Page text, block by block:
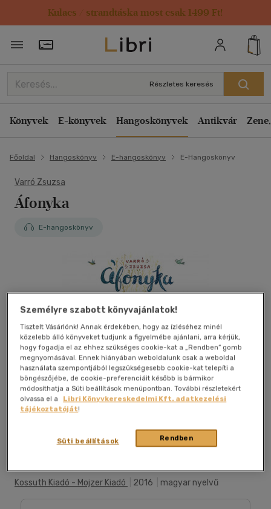
Kulacs / strandtáska most csak 1499 Ft!
Törzsvásárlói Kártya adatai
Részletes keresés
Könyvek E-könyvek Hangoskönyvek Antikvár
Főoldal Hangoskönyv E-hangoskönyv E-Hangoskönyv
Varró Zsuzsa
Áfonyka
E-hangoskönyv
Belehallgatok Kívánságlistához adom
Kossuth Kiadó - Mojzer Kiadó 2016 magyar nyelvű
Személyre szabott könyvajánlatok!
Tisztelt Vásárlónk! Annak érdekében, hogy az ízléséhez minél
közelebb álló könyveket tudjunk a figyelmébe ajánlani, arra kérjük,
hogy fogadja el az ehhez szükséges cookie-kat a „Rendben” gomb
megnyomásával. Ennek hiányában weboldalunk csak a weboldal
használata szempontjából legszükségesebb cookie-kat telepíti a
böngészőjébe, de cookie-preferenciáit később is bármikor
módosíthatja a Süti beállítások menüpontban. További részletekért
olvassa el a
Libri Könyvkereskedelmi Kft. adatkezelési
tájékoztatóját!
Rendben
Süti beállítások